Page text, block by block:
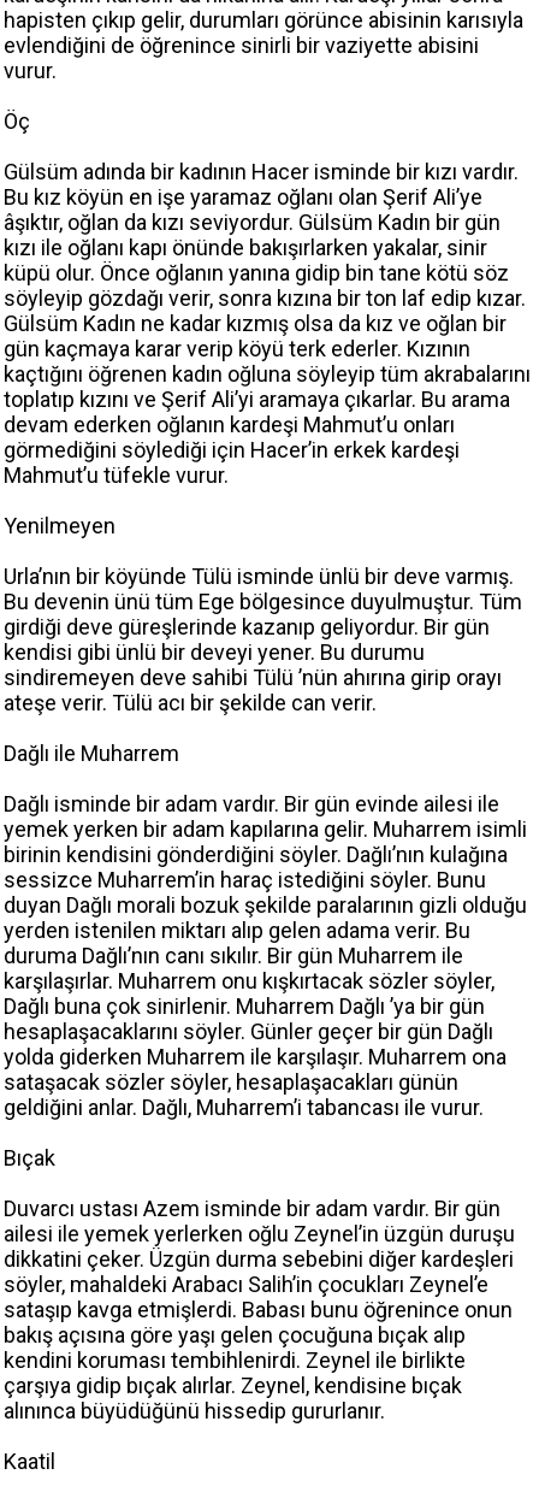
hapisten çıkıp gelir, durumları görünce abisinin karısıyla
evlendiğini de öğrenince sinirli bir vaziyette abisini
vurur.
Öç
Gülsüm adında bir kadının Hacer isminde bir kızı vardır.
Bu kız köyün en işe yaramaz oğlanı olan Şerif Ali’ye
âşıktır, oğlan da kızı seviyordur. Gülsüm Kadın bir gün
kızı ile oğlanı kapı önünde bakışırlarken yakalar, sinir
küpü olur. Önce oğlanın yanına gidip bin tane kötü söz
söyleyip gözdağı verir, sonra kızına bir ton laf edip kızar.
Gülsüm Kadın ne kadar kızmış olsa da kız ve oğlan bir
gün kaçmaya karar verip köyü terk ederler. Kızının
kaçtığını öğrenen kadın oğluna söyleyip tüm akrabalarını
toplatıp kızını ve Şerif Ali’yi aramaya çıkarlar. Bu arama
devam ederken oğlanın kardeşi Mahmut’u onları
görmediğini söylediği için Hacer’in erkek kardeşi
Mahmut’u tüfekle vurur.
Yenilmeyen
Urla’nın bir köyünde Tülü isminde ünlü bir deve varmış.
Bu devenin ünü tüm Ege bölgesince duyulmuştur. Tüm
girdiği deve güreşlerinde kazanıp geliyordur. Bir gün
kendisi gibi ünlü bir deveyi yener. Bu durumu
sindiremeyen deve sahibi Tülü ’nün ahırına girip orayı
ateşe verir. Tülü acı bir şekilde can verir.
Dağlı ile Muharrem
Dağlı isminde bir adam vardır. Bir gün evinde ailesi ile
yemek yerken bir adam kapılarına gelir. Muharrem isimli
birinin kendisini gönderdiğini söyler. Dağlı’nın kulağına
sessizce Muharrem’in haraç istediğini söyler. Bunu
duyan Dağlı morali bozuk şekilde paralarının gizli olduğu
yerden istenilen miktarı alıp gelen adama verir. Bu
duruma Dağlı’nın canı sıkılır. Bir gün Muharrem ile
karşılaşırlar. Muharrem onu kışkırtacak sözler söyler,
Dağlı buna çok sinirlenir. Muharrem Dağlı ’ya bir gün
hesaplaşacaklarını söyler. Günler geçer bir gün Dağlı
yolda giderken Muharrem ile karşılaşır. Muharrem ona
sataşacak sözler söyler, hesaplaşacakları günün
geldiğini anlar. Dağlı, Muharrem’i tabancası ile vurur.
Bıçak
Duvarcı ustası Azem isminde bir adam vardır. Bir gün
ailesi ile yemek yerlerken oğlu Zeynel’in üzgün duruşu
dikkatini çeker. Üzgün durma sebebini diğer kardeşleri
söyler, mahaldeki Arabacı Salih’in çocukları Zeynel’e
sataşıp kavga etmişlerdi. Babası bunu öğrenince onun
bakış açısına göre yaşı gelen çocuğuna bıçak alıp
kendini koruması tembihlenirdi. Zeynel ile birlikte
çarşıya gidip bıçak alırlar. Zeynel, kendisine bıçak
alınınca büyüdüğünü hissedip gururlanır.
Kaatil